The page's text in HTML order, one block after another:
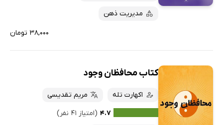
مدیریت ذهن
۳۸,۰۰۰ تومان
کتاب محافظان وجود
اکهارت تله
مریم تقدیسی
۴.۷ (امتیاز ۴۱ نفر)